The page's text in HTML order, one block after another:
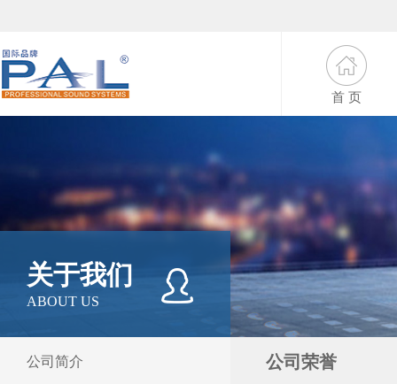
首 页
关于我们
ABOUT US
公司简介 公司荣誉